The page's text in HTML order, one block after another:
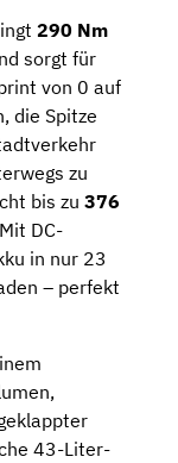
290 Nm
sorgt für
von 0 auf
die Spitze
zu
bis zu 376
DC-
in nur 23
– perfekt
43-Liter-